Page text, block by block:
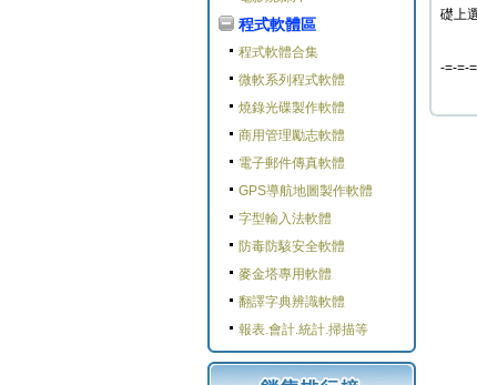
程式軟體區
程式軟體合集
微軟系列程式軟體
燒錄光碟製作軟體
商用管理勵志軟體
電子郵件傳真軟體
GPS導航地圖製作軟體
字型輸入法軟體
防毒防駭安全軟體
麥金塔專用軟體
翻譯字典辨識軟體
報表.會計.統計.掃描等
礎上
-=-=-